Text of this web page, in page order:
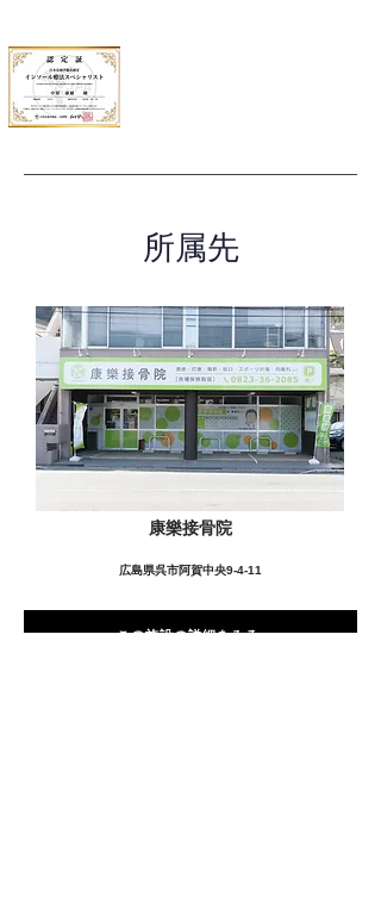
所属先
康樂接骨院
広島県呉市阿賀中央9-4-11
この施設の詳細をみる